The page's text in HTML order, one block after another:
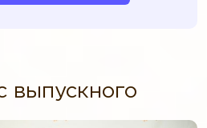
выпускного